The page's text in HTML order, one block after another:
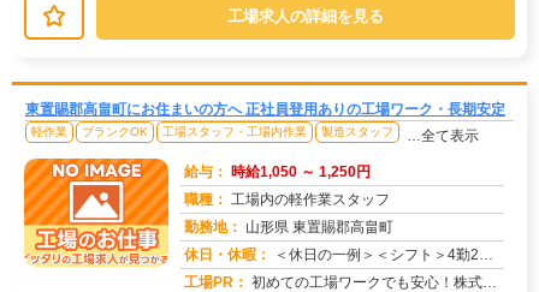
工場求人の詳細を見る
東置賜郡高畠町にお住まいの方へ 正社員登用ありの工場ワーク・長期安定
軽作業 ブランクOK 工場スタッフ・工場内作業 製造スタッフ …全て表示
給与： 時給1,050 ～ 1,250円
職種： 工場内の軽作業スタッフ
勤務地： 山形県 東置賜郡高畠町
休日・休暇：
＜休日の一例＞＜シフト＞4勤2休＜休日＞工場カレンダーによる★長期休暇あり★有給休暇あり※配属先により休日・勤務形...
工場PR： 初めての工場ワークでも安心！株式会社京栄センターなら、全国各地の豊富なお仕事の中から、あなたにぴったりの環境が見つ...